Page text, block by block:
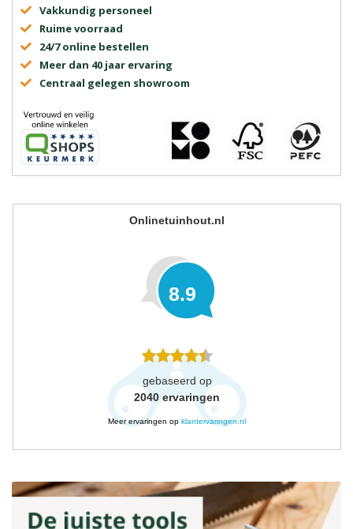
Vakkundig personeel
Ruime voorraad
24/7 online bestellen
Meer dan 40 jaar ervaring
Centraal gelegen showroom
Onlinetuinhout.nl
8.9
gebaseerd op
2040 ervaringen
Meer ervaringen op klantervaringen.nl